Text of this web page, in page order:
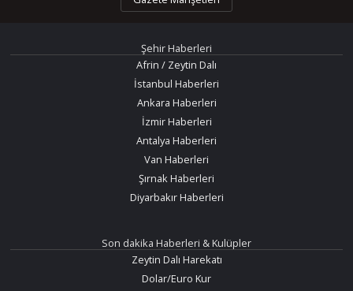
Şehir Haberleri
Afrin / Zeytin Dalı
İstanbul Haberleri
Ankara Haberleri
İzmir Haberleri
Antalya Haberleri
Van Haberleri
Şırnak Haberleri
Diyarbakır Haberleri
Son dakika Haberleri & Kulüpler
Zeytin Dalı Harekatı
Dolar/Euro Kur